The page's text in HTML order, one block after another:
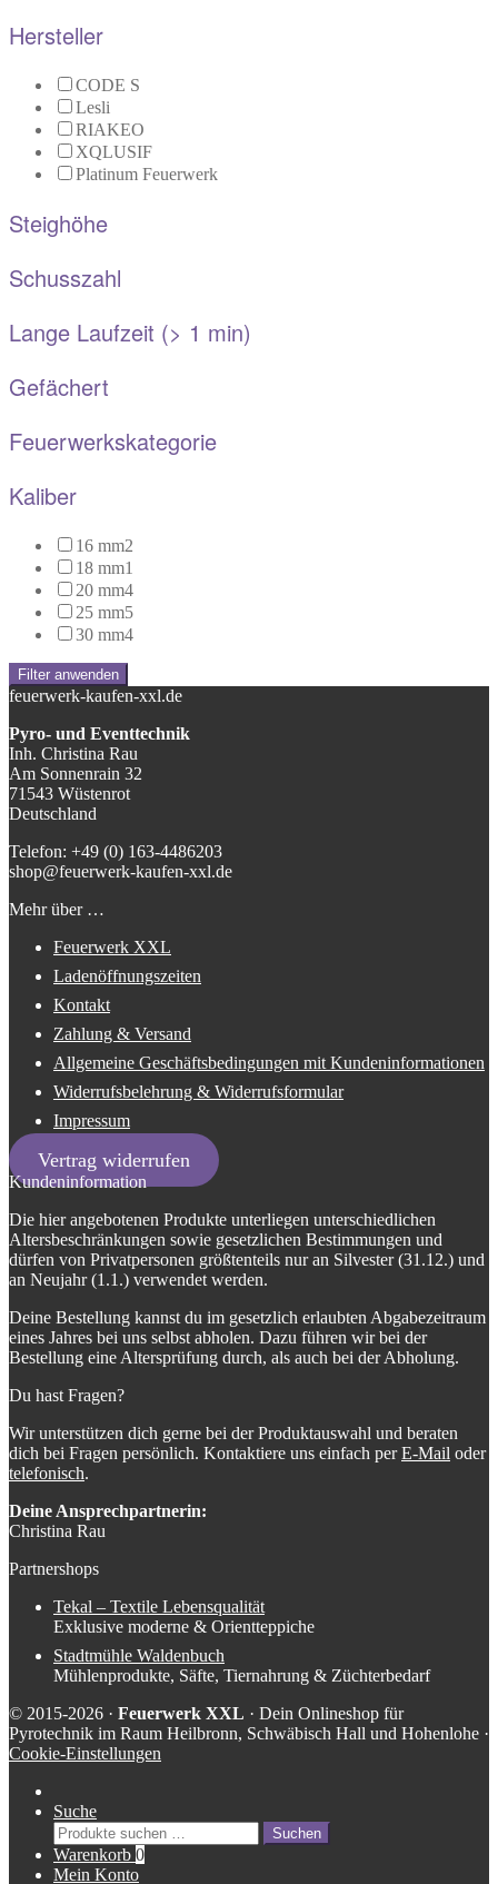
Hersteller
CODE S
Lesli
RIAKEO
XQLUSIF
Platinum Feuerwerk
Steighöhe
Schusszahl
Lange Laufzeit (> 1 min)
Gefächert
Feuerwerkskategorie
Kaliber
16 mm2
18 mm1
20 mm4
25 mm5
30 mm4
Filter anwenden
feuerwerk-kaufen-xxl.de
Pyro- und Eventtechnik
Inh. Christina Rau
Am Sonnenrain 32
71543 Wüstenrot
Deutschland
Telefon: +49 (0) 163-4486203
shop@feuerwerk-kaufen-xxl.de
Mehr über …
Feuerwerk XXL
Ladenöffnungszeiten
Kontakt
Zahlung & Versand
Allgemeine Geschäftsbedingungen mit Kundeninformationen
Widerrufsbelehrung & Widerrufsformular
Impressum
Vertrag widerrufen
Kundeninformation
Die hier angebotenen Produkte unterliegen unterschiedlichen
Altersbeschränkungen sowie gesetzlichen Bestimmungen und
dürfen von Privatpersonen größtenteils nur an Silvester (31.12.) und
an Neujahr (1.1.) verwendet werden.
Deine Bestellung kannst du im gesetzlich erlaubten Abgabezeitraum
eines Jahres bei uns selbst abholen. Dazu führen wir bei der
Bestellung eine Altersprüfung durch, als auch bei der Abholung.
Du hast Fragen?
Wir unterstützen dich gerne bei der Produktauswahl und beraten
dich bei Fragen persönlich. Kontaktiere uns einfach perE-Mail oder
telefonisch.
Deine Ansprechpartnerin:
Christina Rau
Partnershops
Tekal – Textile Lebensqualität
Exklusive moderne & Orientteppiche
Stadtmühle Waldenbuch
Mühlenprodukte, Säfte, Tiernahrung & Züchterbedarf
© 2015-2026 · Feuerwerk XXL · Dein Onlineshop für
Pyrotechnik im Raum Heilbronn, Schwäbisch Hall und Hohenlohe ·
Cookie-Einstellungen
Suche
Suche
nach:
Suchen
Warenkorb 0
Mein Konto